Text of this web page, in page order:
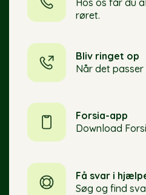
røret.
Bliv ringet op
Når det passer
Forsia-app
Download
Få svar i
Søg og find